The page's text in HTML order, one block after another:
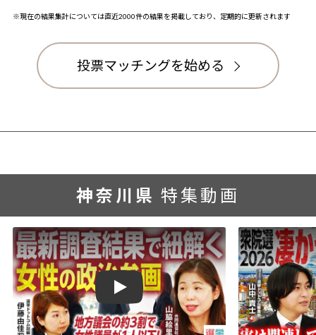
※現在の結果集計については直近2000件の結果を掲載しており、定期的に更新されます
投票マッチングを始める
神奈川県 特集動画
Play